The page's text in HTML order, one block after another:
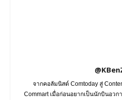
จากคอลัมนิสต์ Comtoday สู่
Commart เมื่อก่อนอยากเป็นนักบินอว